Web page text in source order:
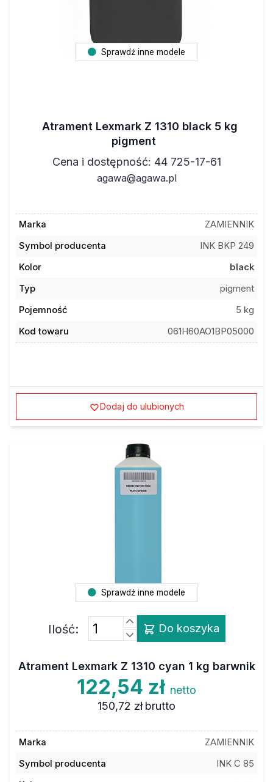
Sprawdź inne modele
Atrament Lexmark Z 1310 black 5 kg
pigment
Cena i dostępność: 44 725-17-61
agawa@agawa.pl
Marka
ZAMIENNIK
Symbol producenta
INK BKP 249
Kolor
black
Typ
pigment
Pojemność
5 kg
Kod towaru
061H60AO1BP05000
Dodaj do ulubionych
Sprawdź inne modele
Ilość: Do koszyka
Atrament Lexmark Z 1310 cyan 1 kg barwnik
122,54 zł netto
150,72 zł brutto
Marka
ZAMIENNIK
Symbol producenta
INK C 85